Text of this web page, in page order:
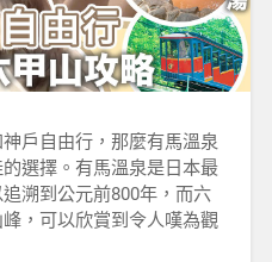
戶自由行，那麼有馬溫泉
選擇。有馬溫泉是日本最
溯到公元前800年，而六
，可以欣賞到令人嘆為觀